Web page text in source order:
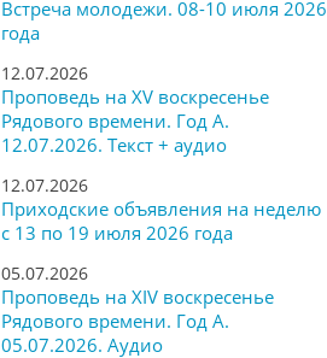
Встреча молодежи. 08-10 июля 2026
года
12.07.2026
Проповедь на XV воскресенье
Рядового времени. Год А.
12.07.2026. Текст + аудио
12.07.2026
Приходские объявления на неделю
с 13 по 19 июля 2026 года
05.07.2026
Проповедь на XIV воскресенье
Рядового времени. Год А.
05.07.2026. Аудио